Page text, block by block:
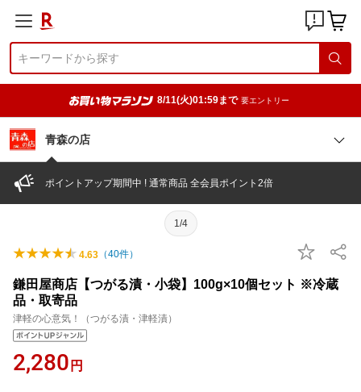
8/11(火)01:59まで 要エントリー
青森の店
ポイントアップ期間中 ! 通常商品 全会員ポイント2倍
1/4
4.63 （40件）
鎌田屋商店【つがる漬・小袋】100g×10個セット ※冷蔵
品・取寄品
津軽の心意気！（つがる漬・津軽漬）
2,280 円